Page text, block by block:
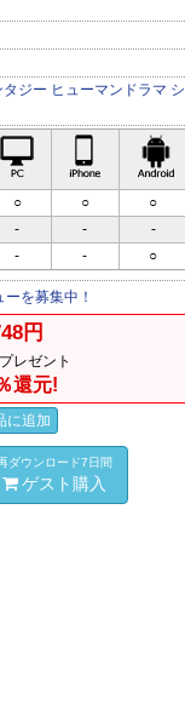
タジー ヒューマンドラマ シ
PC対応 iPhone対応
○ ○
○
- -
-
- - ○
を募集中！
円
レゼント
還元!
に追加
ダウンロード7日間
ゲスト購入